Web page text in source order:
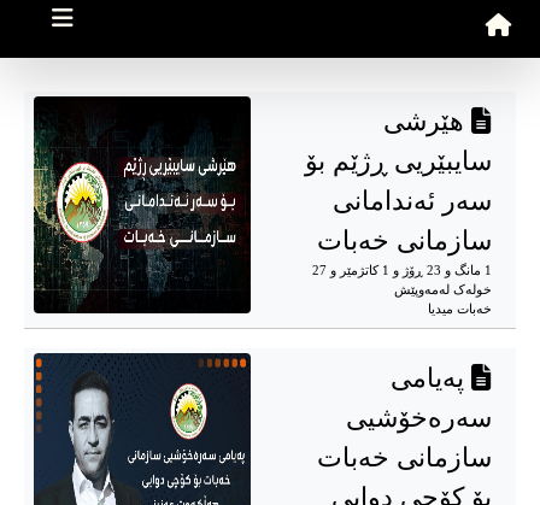
هێرشی
سایبێریی ڕژێم بۆ
سەر ئەندامانی
سازمانی خەبات
1 مانگ و 23 ڕۆژ و 1 کاتژمێر و 27
خوله‌ک له‌مه‌وپێش‌
خەبات میدیا
پەیامی
سەرەخۆشیی
سازمانی خەبات
بۆ کۆچی دوایی